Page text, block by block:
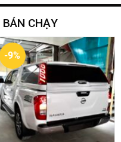
CHẠY
-9%